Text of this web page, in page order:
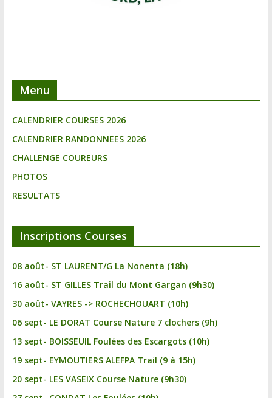
Menu
CALENDRIER COURSES 2026
CALENDRIER RANDONNEES 2026
CHALLENGE COUREURS
PHOTOS
RESULTATS
Inscriptions Courses
08 août- ST LAURENT/G La Nonenta (18h)
16 août- ST GILLES Trail du Mont Gargan (9h30)
30 août- VAYRES -> ROCHECHOUART (10h)
06 sept- LE DORAT Course Nature 7 clochers (9h)
13 sept- BOISSEUIL Foulées des Escargots (10h)
19 sept- EYMOUTIERS ALEFPA Trail (9 à 15h)
20 sept- LES VASEIX Course Nature (9h30)